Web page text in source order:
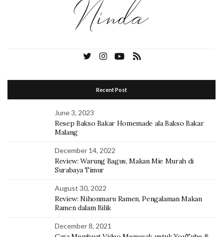
Recent Post
June 3, 2023
Resep Bakso Bakar Homemade ala Bakso Bakar
Malang
December 14, 2022
Review: Warung Bagus, Makan Mie Murah di
Surabaya Timur
August 30, 2022
Review: Nihonmaru Ramen, Pengalaman Makan
Ramen dalam Bilik
December 8, 2021